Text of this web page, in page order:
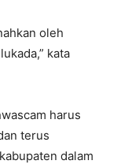
oleh
kata
harus
terus
dalam